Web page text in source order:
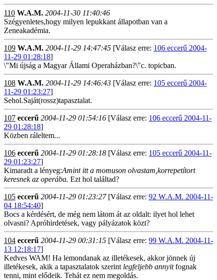
110 W.A.M. 2004-11-30 11:40:46
Szégyenletes,hogy milyen lepukkant állapotban van a
Zeneakadémia.
109 W.A.M. 2004-11-29 14:47:45 [Válasz erre: 106 eccerű 2004-
11-29 01:28:18]
\"Mi újság a Magyar Állami Operaházban?\"c. topicban.
108 W.A.M. 2004-11-29 14:46:43 [Válasz erre: 105 eccerű 2004-
11-29 01:23:27]
Sehol.Saját(rossz)tapasztalat.
107 eccerű 2004-11-29 01:54:16 [Válasz erre: 106 eccerű 2004-11-
29 01:28:18]
Közben ráleltem...
106 eccerű 2004-11-29 01:28:18 [Válasz erre: 105 eccerű 2004-11-
29 01:23:27]
Kimaradt a lényeg:Amint itt a momuson olvastam,korrepetítort
keresnek az operába. Ezt hol találtad?
105 eccerű 2004-11-29 01:23:27[Válasz erre: 92 W.A.M. 2004-11-
04 18:54:40]
Bocs a kérdésért, de még nem látom át az oldalt: ilyet hol lehet
olvasni? Apróhirdetések, vagy pályázatok közt?
104 eccerű 2004-11-29 00:31:15 [Válasz erre: 99 W.A.M. 2004-11-
13 12:18:17]
Kedves WAM! Ha lemondanak az illetékesek, akkor jönnek új
illetékesek, akik a tapasztalatok szerint legfeljebb annyitfognak
tenni, mint elődeik. Tehát ez nem megoldás.